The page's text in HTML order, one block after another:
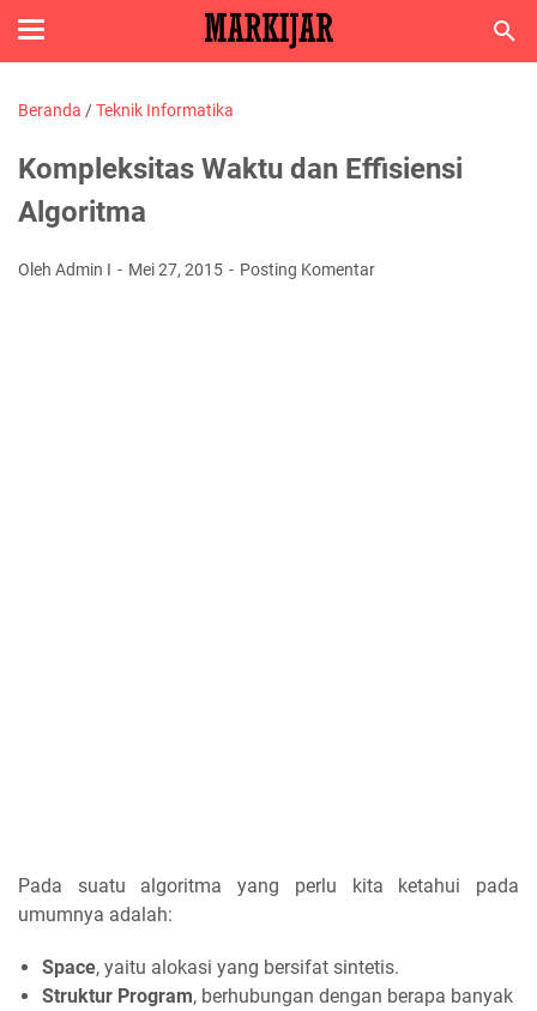
Beranda /Teknik Informatika
Kompleksitas Waktu dan Effisiensi
Algoritma
Oleh Admin I Mei 27, 2015 Posting Komentar
Pada suatu algoritma yang perlu kita ketahui pada
umumnya adalah:
Space, yaitu alokasi yang bersifat sintetis.
Struktur Program, berhubungan dengan berapa banyak